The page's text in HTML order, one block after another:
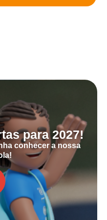
para 2027!
venha conhecer a nossa